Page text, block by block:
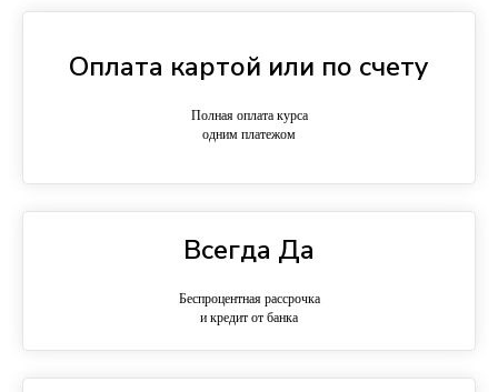
Оплата картой или по счету
Полная оплата курса
одним платежом
Всегда Да
Беспроцентная рассрочка
и кредит от банка